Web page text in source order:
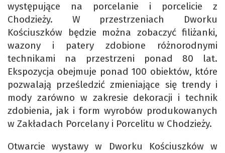
występujące na porcelanie i porcelicie z
Chodzieży. W przestrzeniach Dworku
Kościuszków będzie można zobaczyć filiżanki,
wazony i patery zdobione różnorodnymi
technikami na przestrzeni ponad 80 lat.
Ekspozycja obejmuje ponad 100 obiektów, które
pozwalają prześledzić zmieniające się trendy i
mody zarówno w zakresie dekoracji i technik
zdobienia, jak i form wyrobów produkowanych
w Zakładach Porcelany i Porcelitu w Chodzieży.
Otwarcie wystawy w Dworku Kościuszków w